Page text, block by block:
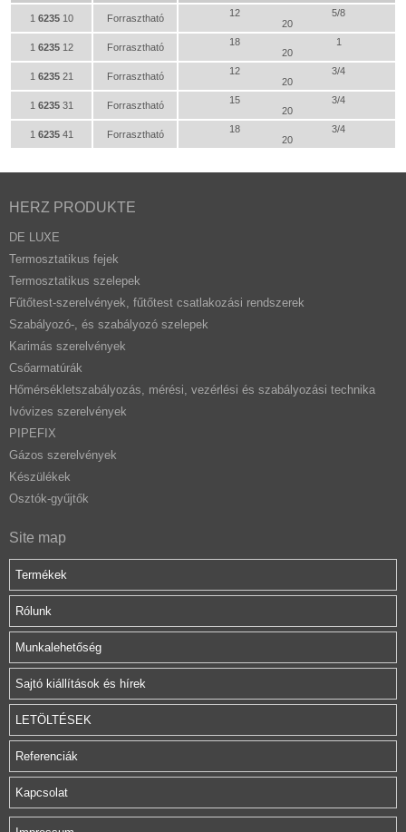
1 623510 Forrasztható 12
5/8
20
1 623512 Forrasztható 18
1
20
1 623521 Forrasztható 12
3/4
20
1 623531 Forrasztható 15
3/4
20
1 623541 Forrasztható 18
3/4
20
HERZ PRODUKTE
DE LUXE
Termosztatikus fejek
Termosztatikus szelepek
Fűtőtest-szerelvények, fűtőtest csatlakozási rendszerek
Szabályozó-, és szabályozó szelepek
Karimás szerelvények
Csőarmatúrák
Hőmérsékletszabályozás, mérési, vezérlési és szabályozási technika
Ivóvizes szerelvények
PIPEFIX
Gázos szerelvények
Készülékek
Osztók-gyűjtők
Site map
Termékek
Rólunk
Munkalehetőség
Sajtó kiállítások és hírek
LETÖLTÉSEK
Referenciák
Kapcsolat